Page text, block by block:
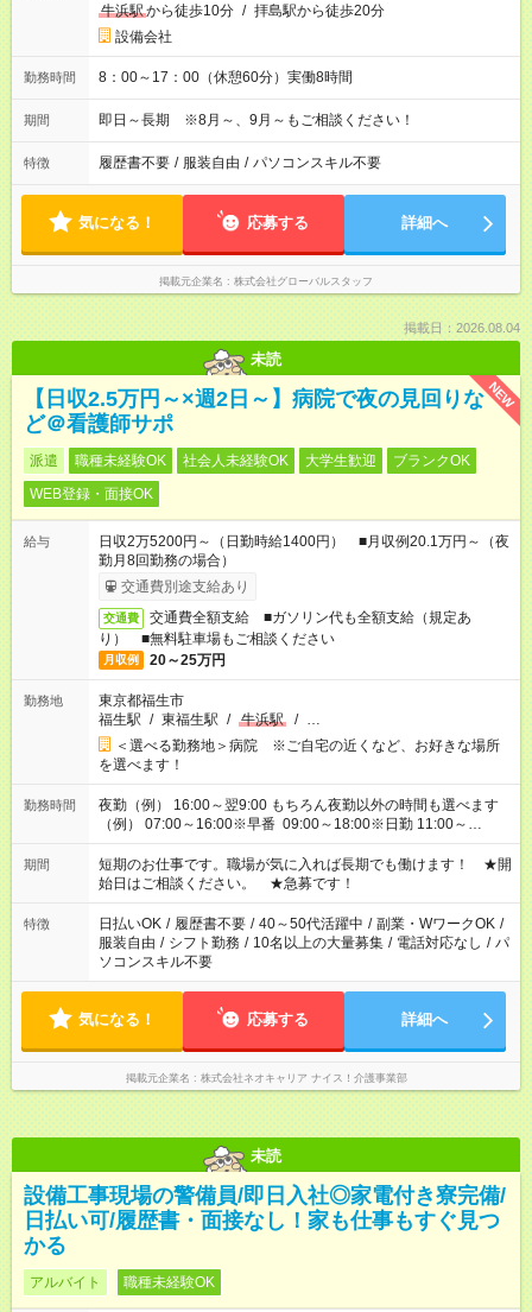
牛浜駅から徒歩10分 / 拝島駅から徒歩20分
設備会社
勤務時間 8：00～17：00（休憩60分）実働8時間
期間 即日～長期 ※8月～、9月～もご相談ください！
特徴 履歴書不要 / 服装自由 / パソコンスキル不要
気になる！ 応募する 詳細へ
掲載元企業名 株式会社グローバルスタッフ
掲載日：2026.08.04
未読
NEW
【日収2.5万円～×週2日～】病院で夜の見回りな
ど＠看護師サポ
派遣 職種未経験OK 社会人未経験OK 大学生歓迎
ブランクOK
WEB登録・面接OK
給与
日収2万5200円～（日勤時給1400円） ■月収例20.1万円～（夜
勤月8回勤務の場合）
交通費別途支給あり
交通費
交通費全額支給 ■ガソリン代も全額支給（規定あ
り） ■無料駐車場もご相談ください
月収例 20～25万円
勤務地
東京都福生市
福生駅 / 東福生駅 / 牛浜駅 / …
＜選べる勤務地＞病院 ※ご自宅の近くなど、お好きな場所
を選べます！
勤務時間
夜勤（例） 16:00～翌9:00 もちろん夜勤以外の時間も選べます
（例） 07:00～16:00※早番 09:00～18:00※日勤 11:00～
20:00※遅番 ※時間は、固定・選べる施設もあるので、ご希望が
あれば調整できます！ ※シフト制。勤務地により実働時間が異
なります。★家庭の都合でお休みが必要な場合も遠慮なくご相談
ください。
期間
短期のお仕事です。職場が気に入れば長期でも働けます！ ★開
始日はご相談ください。 ★急募です！
特徴 日払いOK / 履歴書不要 / 40～50代活躍中 / 副業・WワークOK /
服装自由 / シフト勤務 / 10名以上の大量募集 / 電話対応なし / パ
ソコンスキル不要
気になる！ 応募する 詳細へ
掲載元企業名 株式会社ネオキャリア ナイス！介護事業部
未読
設備工事現場の警備員/即日入社◎家電付き寮完備/
日払い可/履歴書・面接なし！家も仕事もすぐ見つ
かる
アルバイト 職種未経験OK